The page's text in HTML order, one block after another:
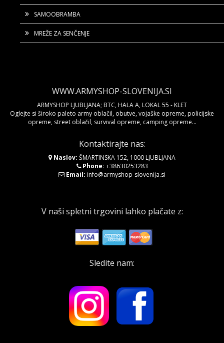
SAMOOBRAMBA
MREŽE ZA SENČENJE
WWW.ARMYSHOP-SLOVENIJA.SI
ARMYSHOP LJUBLJANA; BTC, HALA A, LOKAL 55 - KLET
Oglejte si široko paleto army oblačil, obutve, vojaške opreme, policijske
opreme, street oblačil, survival opreme, camping opreme...
Kontaktirajte nas:
Naslov: ŠMARTINSKA 152, 1000 LJUBLJANA
Phone: +38630253283
Email: info@armyshop-slovenija.si
V naši spletni trgovini lahko plačate z:
Sledite nam: